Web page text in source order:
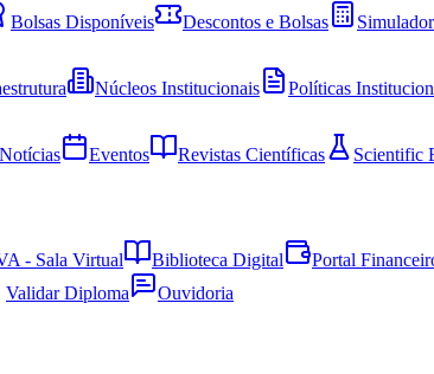
Bolsas Disponíveis Descontos e Bolsas
Núcleos Institucionais Políticas
Notícias Eventos Revistas Científicas Scientific
- Sala Virtual Biblioteca Digital
Portal
Validar Diploma
Ouvidoria